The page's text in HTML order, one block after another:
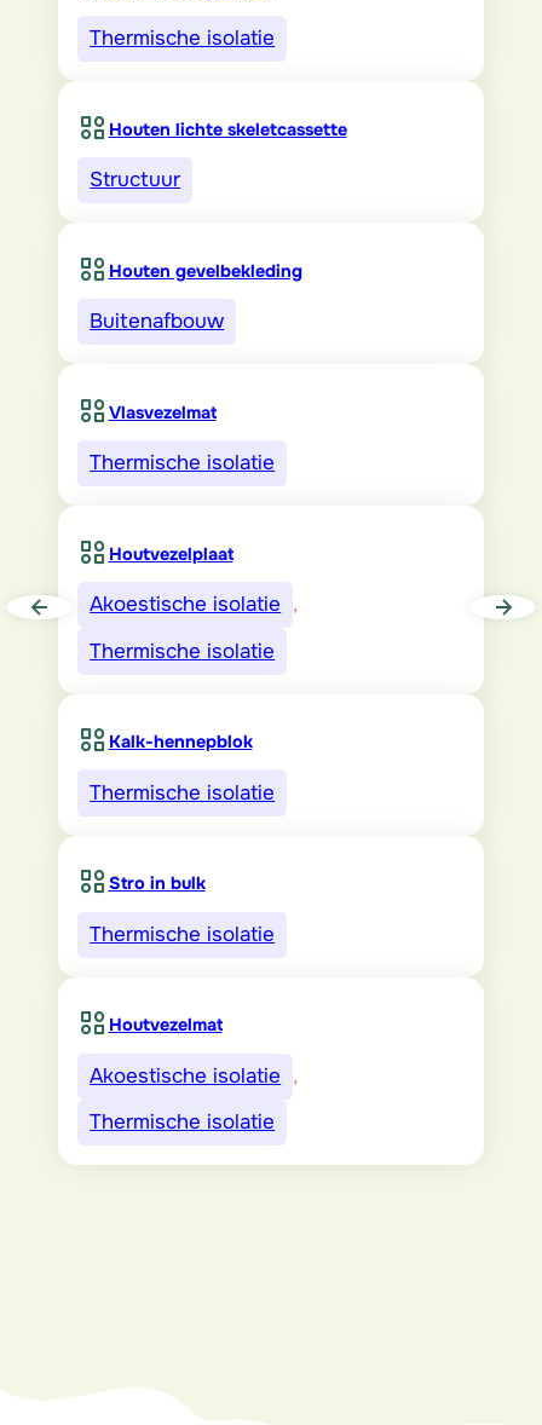
Thermische isolatie
Houten lichte skeletcassette
Structuur
Houten gevelbekleding
Buitenafbouw
Vlasvezelmat
Thermische isolatie
Houtvezelplaat
Akoestische isolatie ,
Thermische isolatie
Kalk-hennepblok
Thermische isolatie
Stro in bulk
Thermische isolatie
Houtvezelmat
Akoestische isolatie ,
Thermische isolatie